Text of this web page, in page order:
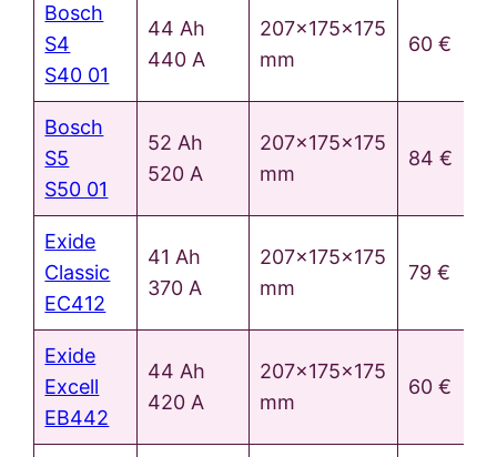
Bosch
S4
S40 01
44 Ah
440 A
207x175x175
mm
60 €
Bosch
S5
S50 01
52 Ah
520 A
207x175x175
mm
84 €
Exide
Classic
EC412
41 Ah
370 A
207x175x175
mm
79 €
Exide
Excell
EB442
44 Ah
420 A
207x175x175
mm
60 €